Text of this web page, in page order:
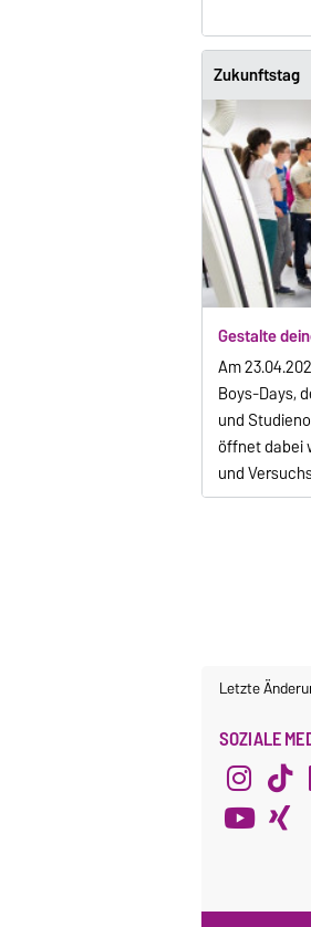
Zukunftstag
Gestalte
Am
Boys-Days,
und
öffnet dabei
und
Letzte
SOZIALE